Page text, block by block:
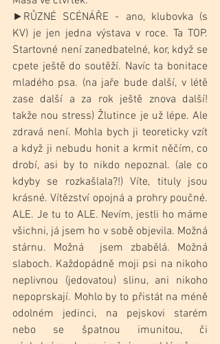
►RŮZNÉ SCÉNÁŘE - ano, klubovka (s
KV) je jen jedna výstava v roce. Ta TOP.
Startovné není zanedbatelné, kor, když se
cpete ještě do soutěží. Navíc ta bonitace
mladého psa. (na jaře bude další, v létě
zase další a za rok ještě znova další!
takže nou stress) Žlutince je už lépe. Ale
zdravá není. Mohla bych ji teoreticky vzít
a když ji nebudu honit a krmit něčím, co
drobí, asi by to nikdo nepoznal. (ale co
kdyby se rozkašlala?!) Víte, tituly jsou
krásné. Vítězství opojná a prohry poučné.
ALE. Je tu to ALE. Nevím, jestli ho máme
všichni, já jsem ho v sobě objevila. Možná
stárnu. Možná  jsem zbabělá. Možná
slaboch. Každopádně moji psi na nikoho
neplivnou (jedovatou) slinu, ani nikoho
nepoprskají. Mohlo by to přistát na méně
odolném jedinci, na pejskovi starém
nebo se špatnou imunitou, či